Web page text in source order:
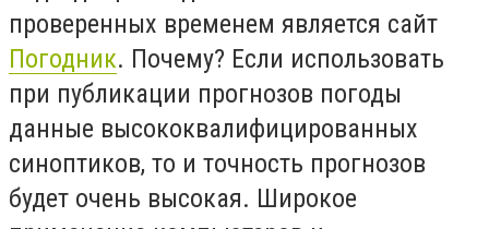
проверенных временем является сайт
Погодник. Почему? Если использовать
при публикации прогнозов погоды
данные высококвалифицированных
синоптиков, то и точность прогнозов
будет очень высокая. Широкое